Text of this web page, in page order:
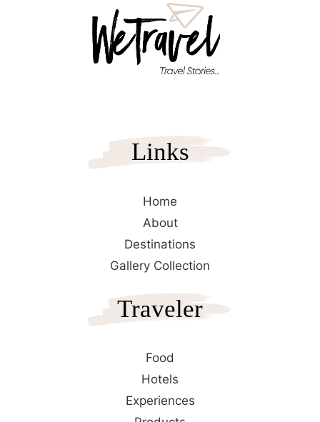
Links
Home
About
Destinations
Gallery Collection
Traveler
Food
Hotels
Experiences